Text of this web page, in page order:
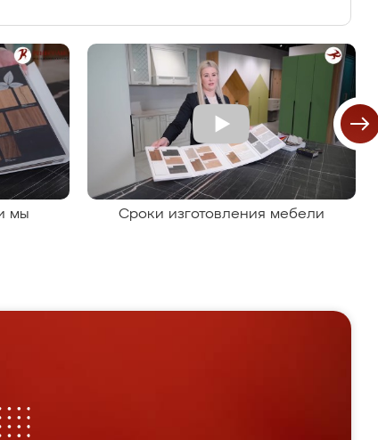
мы
Сроки изготовления мебели